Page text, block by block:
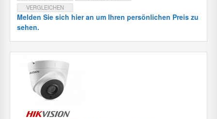
VERGLEICHEN
Melden Sie sich hier an um Ihren persönlichen Preis zu
sehen.